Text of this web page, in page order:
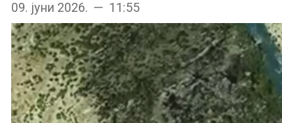
09. јуни 2026. — 11:55